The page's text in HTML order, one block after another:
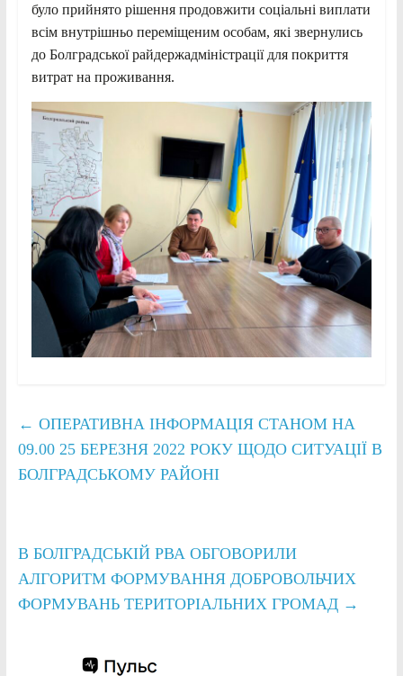
було прийнято рішення продовжити соціальні виплати
всім внутрішньо переміщеним особам, які звернулись
до Болградської райдержадміністрації для покриття
витрат на проживання.
← ОПЕРАТИВНА ІНФОРМАЦІЯ СТАНОМ НА
09.00 25 БЕРЕЗНЯ 2022 РОКУ ЩОДО СИТУАЦІЇ В
БОЛГРАДСЬКОМУ РАЙОНІ
В БОЛГРАДСЬКІЙ РВА ОБГОВОРИЛИ
АЛГОРИТМ ФОРМУВАННЯ ДОБРОВОЛЬЧИХ
ФОРМУВАНЬ ТЕРИТОРІАЛЬНИХ ГРОМАД →